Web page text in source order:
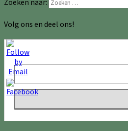
Zoeken naar:
Volg ons en deel ons!